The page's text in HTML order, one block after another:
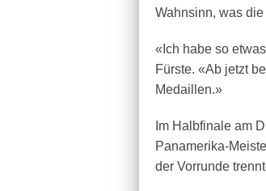
Wahnsinn, was
«Ich habe so
Fürste. «Ab jetzt
Medaillen.»
Im Halbfinale am
Panamerika-
der Vorrunde